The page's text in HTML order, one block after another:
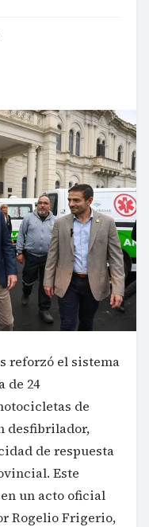
·
reforzó el sistema
de 24
de
desfibrilador,
de respuesta
Este
un acto oficial
Rogelio Frigerio,